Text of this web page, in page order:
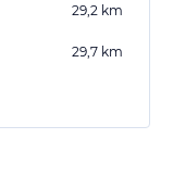
29,2 km
29,7 km